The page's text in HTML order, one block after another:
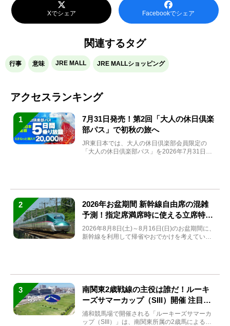
Xでシェア Facebookでシェア
関連するタグ
行事 意味 JRE MALL JRE MALLショッピング
アクセスランキング
1
7月31日発売！第2回「大人の休日倶楽
部パス」で初秋の旅へ
JR東日本では、大人の休日倶楽部会員限定の
「大人の休日倶楽部パス」を2026年7月31日
2
2026年お盆期間 新幹線自由席の混雑
予測！指定席満席時に使える立席特急
券も解説
2026年8月8日(土)～8月16日(日)のお盆期間に、
新幹線を利用して帰省やおでかけを考えている
3
南関東2歳戦線の主役は誰だ！ルーキ
ーズサマーカップ（SIII）開催 注目馬
と見どころをチェック
浦和競馬場で開催される「ルーキーズサマーカ
ップ（SIII）」は、南関東所属の2歳馬による注